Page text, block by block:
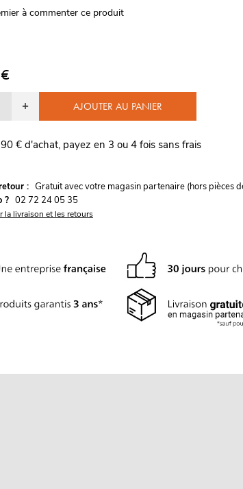
à commenter ce produit
€
+ AJOUTER AU PANIER
€ d'achat, payez en 3 ou 4 fois sans frais
: Gratuit avec votre magasin partenaire (hors pièces
? 02 72 24 05 35
la livraison et les retours